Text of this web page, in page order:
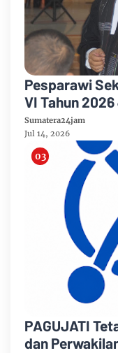
Pesparawi
VI Tahun
Iman dan
Sumatera24jam
Jul 14, 2026
PAGUJATI
dan